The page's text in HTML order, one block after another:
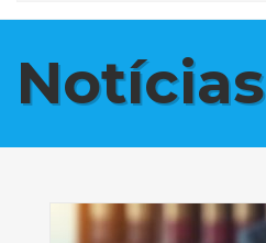
Notícias